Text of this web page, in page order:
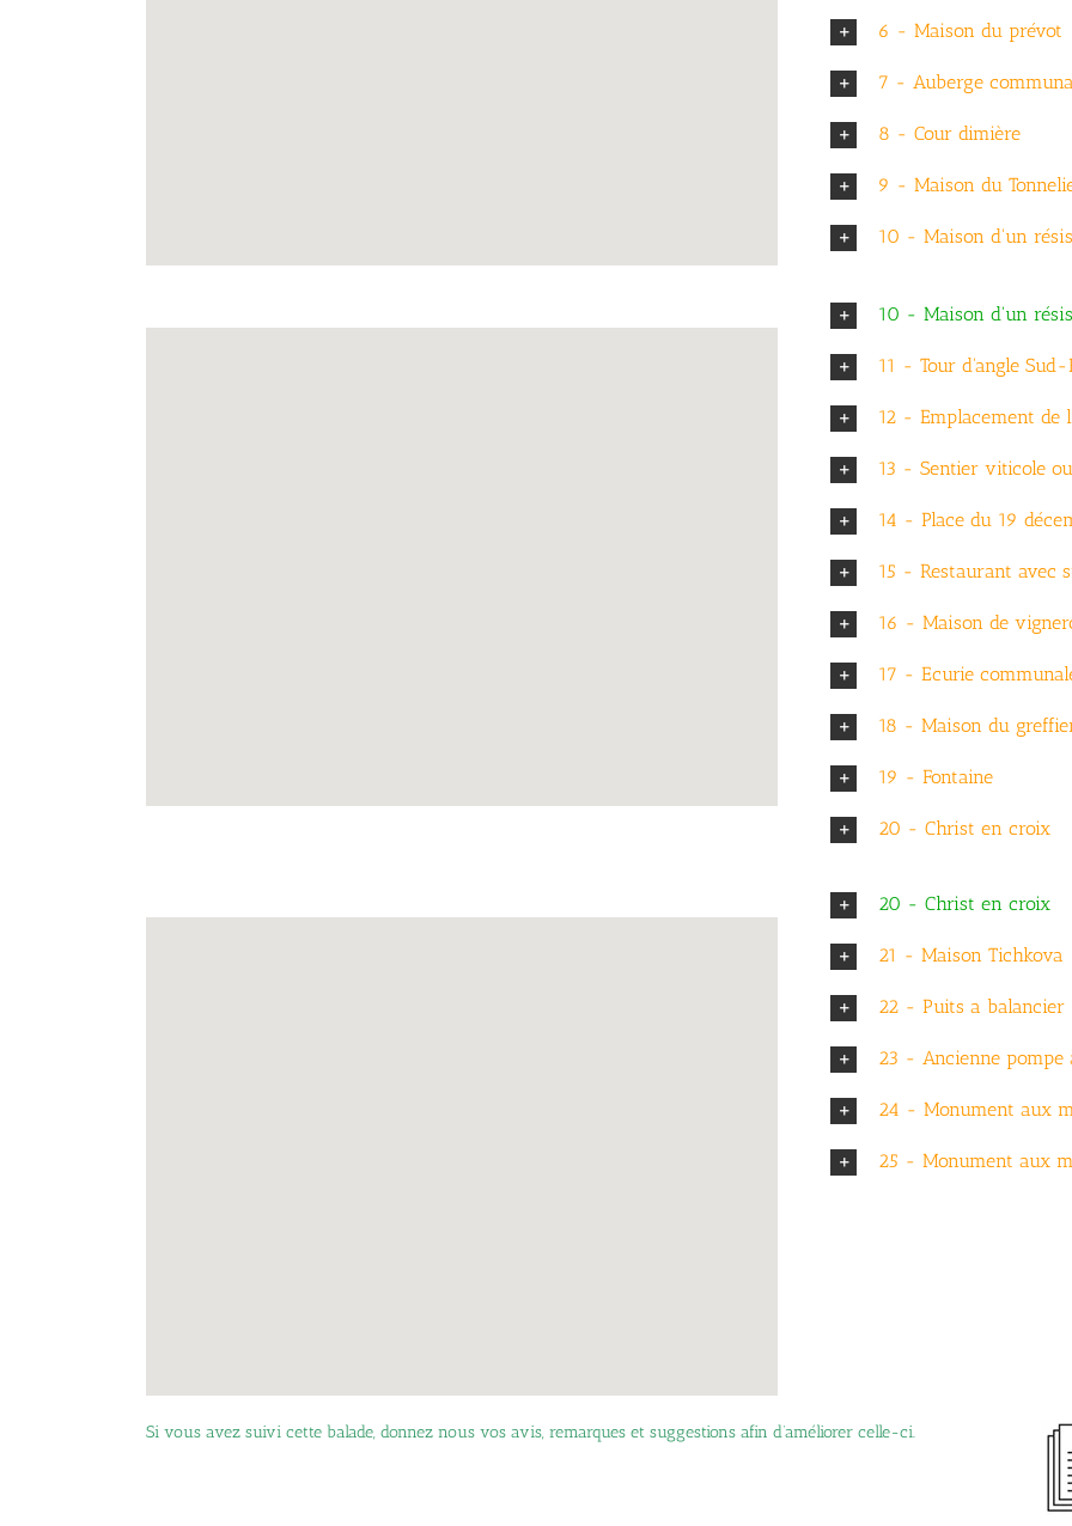
6 - Maison du prévot
7 - Auberge
8 - Cour dimière
9 - Maison du
10 - Maison d'un
10 - Maison d'un
11 - Tour d'angle Sud-
12 - Emplacement de
13 - Sentier viticole
14 - Place du 19
15 - Restaurant avec
16 - Maison de
17 - Ecurie
18 - Maison du
19 - Fontaine
20 - Christ en croix
20 - Christ en croix
21 - Maison Tichkova
22 - Puits a balancier
23 - Ancienne pompe
24 - Monument aux
25 - Monument aux
Si vous avez suivi cette balade, donnez nous vos avis, remarques et suggestions afin d’améliorer celle-ci.